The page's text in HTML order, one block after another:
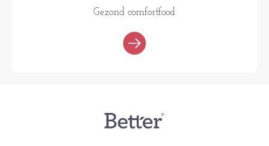
Gezond comfortfood